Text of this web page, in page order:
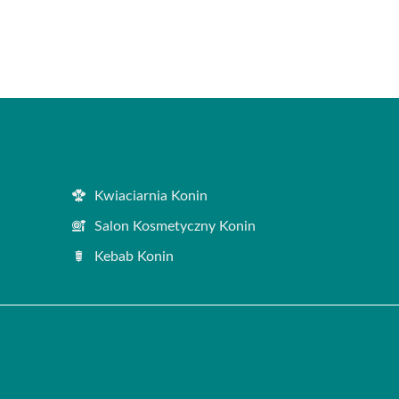
Kwiaciarnia Konin
Salon Kosmetyczny Konin
Kebab Konin